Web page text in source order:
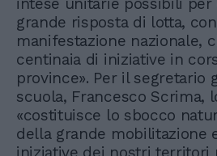
intese unitarie possibili
grande risposta di lotta,
manifestazione nazionale,
centinaia di iniziative in
province». Per il segretario
scuola, Francesco Scrima,
«costituisce lo sbocco
della grande mobilitazione